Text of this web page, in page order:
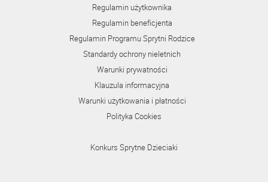
Regulamin użytkownika
Regulamin beneficjenta
Regulamin Programu Sprytni Rodzice
Standardy ochrony nieletnich
Warunki prywatności
Klauzula informacyjna
Warunki użytkowania i płatności
Polityka Cookies
Konkurs Sprytne Dzieciaki